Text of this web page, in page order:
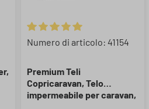
stelleValutazione media di 5 su 5
Numero di articolo: 41154
Premium Teli
Copricaravan, Telo
impermeabile per caravan,